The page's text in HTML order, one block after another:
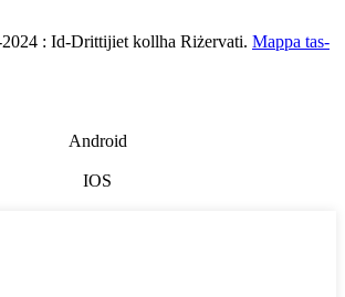
: Id-Drittijiet kollha Riżervati. Mappa tas-
Android
IOS